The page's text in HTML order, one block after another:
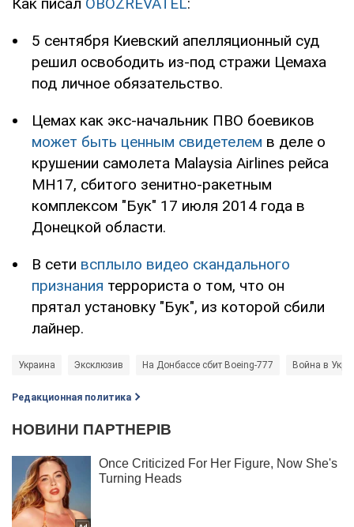
Как писал OBOZREVATEL:
5 сентября Киевский апелляционный суд
решил освободить из-под стражи Цемаха
под личное обязательство.
Цемах как экс-начальник ПВО боевиков
может быть ценным свидетелем в деле о
крушении самолета Malaysia Airlines рейса
МН17, сбитого зенитно-ракетным
комплексом "Бук" 17 июля 2014 года в
Донецкой области.
В сети всплыло видео скандального
признания террориста о том, что он
прятал установку "Бук", из которой сбили
лайнер.
Украина Эксклюзив На Донбассе сбит Boeing-777 Война в
Редакционная политика